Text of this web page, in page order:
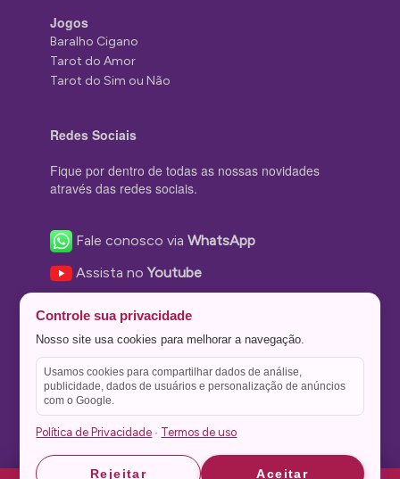
Jogos
Baralho Cigano
Tarot do Amor
Tarot do Sim ou Não
Redes Sociais
Fique por dentro de todas as nossas novidades
através das redes sociais.
Fale conosco viaWhatsApp
Assista noYoutube
Nos siga no Instagram
Nos siga noTwitter
Salve no
Controle sua privacidade
Nosso site usa cookies para melhorar a navegação.
Usamos cookies para compartilhar dados de análise,
publicidade, dados de usuários e personalização de anúncios
com o Google.
Política de Privacidade · Termos de uso
Rejeitar Aceitar